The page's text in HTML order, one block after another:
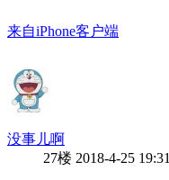
来自iPhone客户端
没事儿啊
27楼 2018-4-25 19:31